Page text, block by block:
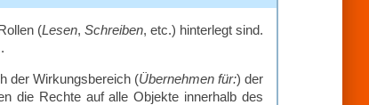
(Lesen, Schreiben, etc.) hinterlegt sind.
der Wirkungsbereich (Übernehmen für:) der
die Rechte auf alle Objekte innerhalb des